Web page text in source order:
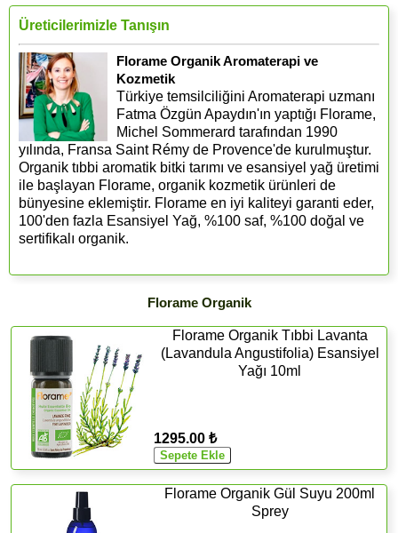
Üreticilerimizle Tanışın
Florame Organik Aromaterapi ve
Kozmetik
Türkiye temsilciliğini Aromaterapi uzmanı
Fatma Özgün Apaydın'ın yaptığı Florame,
Michel Sommerard tarafından 1990
yılında, Fransa Saint Rémy de Provence'de kurulmuştur.
Organik tıbbi aromatik bitki tarımı ve esansiyel yağ üretimi
ile başlayan Florame, organik kozmetik ürünleri de
bünyesine eklemiştir. Florame en iyi kaliteyi garanti eder,
100'den fazla Esansiyel Yağ, %100 saf, %100 doğal ve
sertifikalı organik.
Florame Organik
Florame Organik Tıbbi Lavanta
(Lavandula Angustifolia) Esansiyel
Yağı 10ml
1295.00 ₺
Florame Organik Gül Suyu 200ml
Sprey